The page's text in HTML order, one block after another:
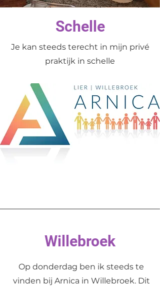
Schelle
Je kan steeds terecht in mijn privé
praktijk in schelle
Willebroek
Op donderdag ben ik steeds te
vinden bij Arnica in Willebroek. Dit